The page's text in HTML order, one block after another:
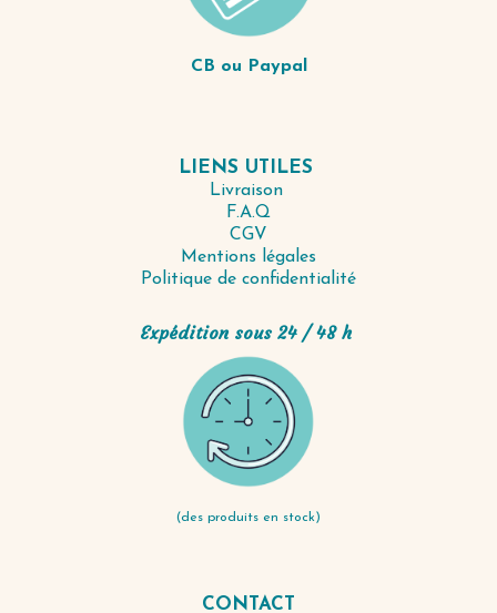
CB ou Paypal
LIENS UTILES
Livraison
F.A.Q
CGV
Mentions légales
Politique de confidentialité
Expédition sous 24 / 48 h
(des produits en stock)
CONTACT